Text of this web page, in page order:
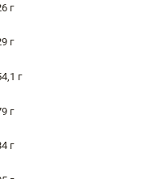
г
г
г
г
г